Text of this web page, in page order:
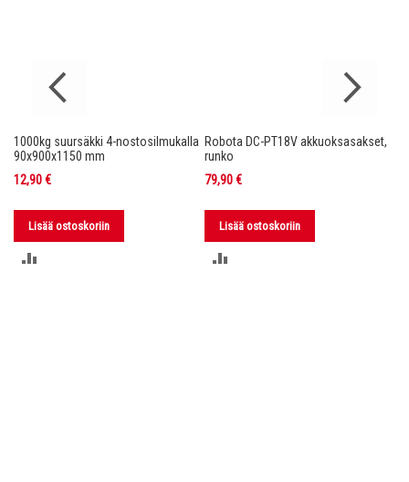
1000kg suursäkki 4-nostosilmukalla
90x900x1150 mm
12,90 €
Lisää ostoskoriin
Robota DC-PT18V akkuoksasakset,
runko
79,90 €
Lisää ostoskoriin